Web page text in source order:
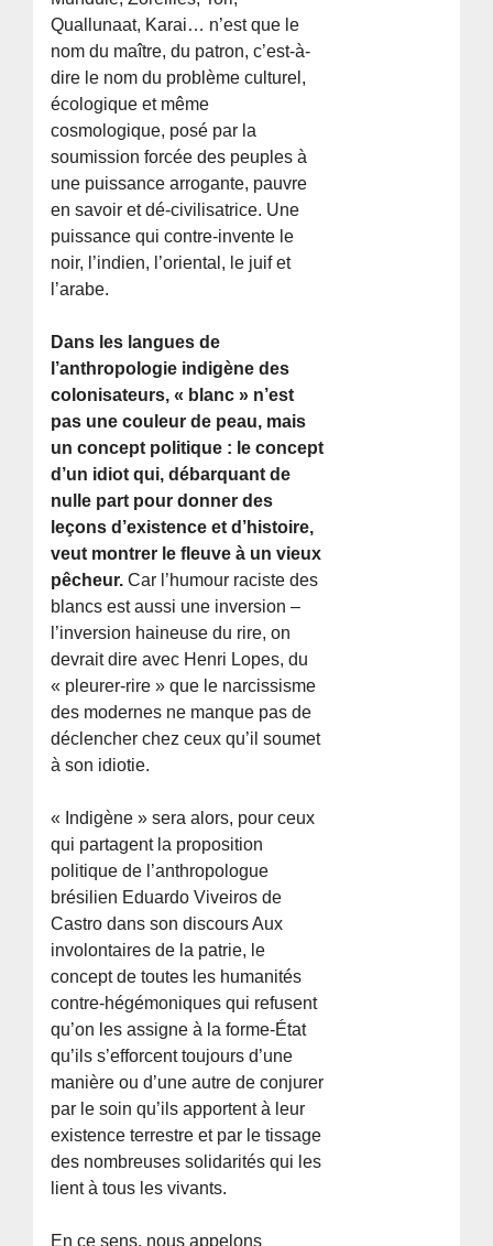
Quallunaat, Karai… n’est que le
nom du maître, du patron, c’est-à-
dire le nom du problème culturel,
écologique et même
cosmologique, posé par la
soumission forcée des peuples à
une puissance arrogante, pauvre
en savoir et dé-civilisatrice. Une
puissance qui contre-invente le
noir, l’indien, l’oriental, le juif et
l’arabe.
Dans les langues de
l’anthropologie indigène des
colonisateurs, « blanc » n’est
pas une couleur de peau, mais
un concept politique : le concept
d’un idiot qui, débarquant de
nulle part pour donner des
leçons d’existence et d’histoire,
veut montrer le fleuve à un vieux
pêcheur.Car l’humour raciste des
blancs est aussi une inversion –
l’inversion haineuse du rire, on
devrait dire avec Henri Lopes, du
« pleurer-rire » que le narcissisme
des modernes ne manque pas de
déclencher chez ceux qu’il soumet
à son idiotie.
« Indigène » sera alors, pour ceux
qui partagent la proposition
politique de l’anthropologue
brésilien Eduardo Viveiros de
Castro dans son discours Aux
involontaires de la patrie, le
concept de toutes les humanités
contre-hégémoniques qui refusent
qu’on les assigne à la forme-État
qu’ils s’efforcent toujours d’une
manière ou d’une autre de conjurer
par le soin qu’ils apportent à leur
existence terrestre et par le tissage
des nombreuses solidarités qui les
lient à tous les vivants.
En ce sens, nous appelons